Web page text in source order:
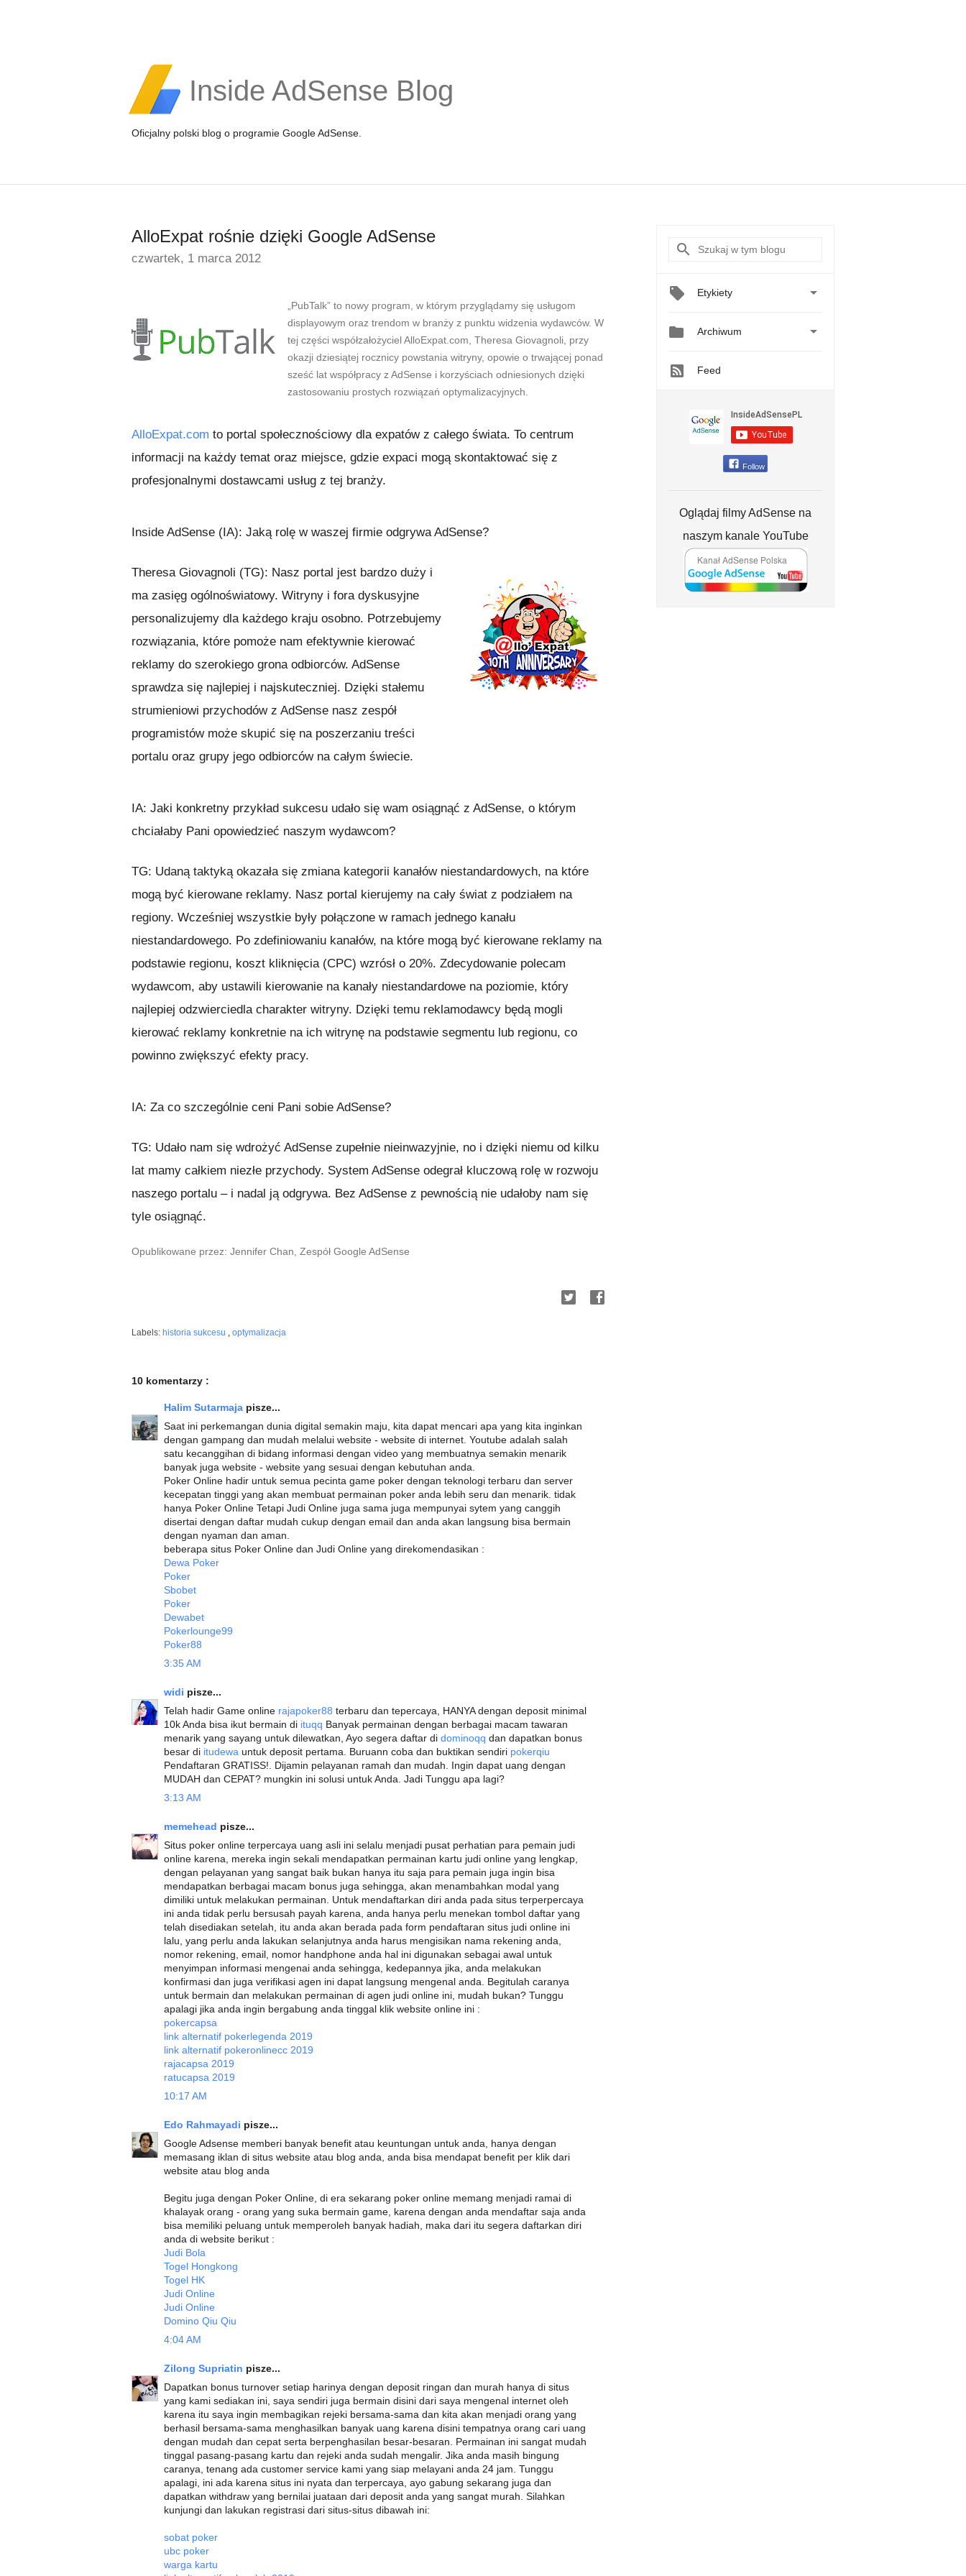
Inside AdSense Blog
Oficjalny polski blog o programie Google AdSense.
AlloExpat rośnie dzięki Google AdSense
czwartek, 1 marca 2012
„PubTalk” to nowy program, w którym przyglądamy się usługom
displayowym oraz trendom w branży z punktu widzenia wydawców. W
tej części współzałożyciel AlloExpat.com, Theresa Giovagnoli, przy
okazji dziesiątej rocznicy powstania witryny, opowie o trwającej ponad
sześć lat współpracy z AdSense i korzyściach odniesionych dzięki
zastosowaniu prostych rozwiązań optymalizacyjnych.
AlloExpat.com to portal społecznościowy dla expatów z całego świata. To centrum
informacji na każdy temat oraz miejsce, gdzie expaci mogą skontaktować się z
profesjonalnymi dostawcami usług z tej branży.
Inside AdSense (IA): Jaką rolę w waszej firmie odgrywa AdSense?
Theresa Giovagnoli (TG): Nasz portal jest bardzo duży i
ma zasięg ogólnoświatowy. Witryny i fora dyskusyjne
personalizujemy dla każdego kraju osobno. Potrzebujemy
rozwiązania, które pomoże nam efektywnie kierować
reklamy do szerokiego grona odbiorców. AdSense
sprawdza się najlepiej i najskuteczniej. Dzięki stałemu
strumieniowi przychodów z AdSense nasz zespół
programistów może skupić się na poszerzaniu treści
portalu oraz grupy jego odbiorców na całym świecie.
IA: Jaki konkretny przykład sukcesu udało się wam osiągnąć z AdSense, o którym
chciałaby Pani opowiedzieć naszym wydawcom?
TG: Udaną taktyką okazała się zmiana kategorii kanałów niestandardowych, na które
mogą być kierowane reklamy. Nasz portal kierujemy na cały świat z podziałem na
regiony. Wcześniej wszystkie były połączone w ramach jednego kanału
niestandardowego. Po zdefiniowaniu kanałów, na które mogą być kierowane reklamy na
podstawie regionu, koszt kliknięcia (CPC) wzrósł o 20%. Zdecydowanie polecam
wydawcom, aby ustawili kierowanie na kanały niestandardowe na poziomie, który
najlepiej odzwierciedla charakter witryny. Dzięki temu reklamodawcy będą mogli
kierować reklamy konkretnie na ich witrynę na podstawie segmentu lub regionu, co
powinno zwiększyć efekty pracy.
IA: Za co szczególnie ceni Pani sobie AdSense?
TG: Udało nam się wdrożyć AdSense zupełnie nieinwazyjnie, no i dzięki niemu od kilku
lat mamy całkiem niezłe przychody. System AdSense odegrał kluczową rolę w rozwoju
naszego portalu – i nadal ją odgrywa. Bez AdSense z pewnością nie udałoby nam się
tyle osiągnąć.
Opublikowane przez: Jennifer Chan, Zespół Google AdSense
Labels: historia sukcesu , optymalizacja
10 komentarzy :
Halim Sutarmaja pisze...
Saat ini perkemangan dunia digital semakin maju, kita dapat mencari apa yang kita inginkan
dengan gampang dan mudah melalui website - website di internet. Youtube adalah salah
satu kecanggihan di bidang informasi dengan video yang membuatnya semakin menarik
banyak juga website - website yang sesuai dengan kebutuhan anda.
Poker Online hadir untuk semua pecinta game poker dengan teknologi terbaru dan server
kecepatan tinggi yang akan membuat permainan poker anda lebih seru dan menarik. tidak
hanya Poker Online Tetapi Judi Online juga sama juga mempunyai sytem yang canggih
disertai dengan daftar mudah cukup dengan email dan anda akan langsung bisa bermain
dengan nyaman dan aman.
beberapa situs Poker Online dan Judi Online yang direkomendasikan :
Dewa Poker
Poker
Sbobet
Poker
Dewabet
Pokerlounge99
Poker88
3:35 AM
widi pisze...
Telah hadir Game online rajapoker88 terbaru dan tepercaya, HANYA dengan deposit minimal
10k Anda bisa ikut bermain di ituqq Banyak permainan dengan berbagai macam tawaran
menarik yang sayang untuk dilewatkan, Ayo segera daftar di dominoqq dan dapatkan bonus
besar di itudewa untuk deposit pertama. Buruann coba dan buktikan sendiri pokerqiu
Pendaftaran GRATISS!. Dijamin pelayanan ramah dan mudah. Ingin dapat uang dengan
MUDAH dan CEPAT? mungkin ini solusi untuk Anda. Jadi Tunggu apa lagi?
3:13 AM
memehead pisze...
Situs poker online terpercaya uang asli ini selalu menjadi pusat perhatian para pemain judi
online karena, mereka ingin sekali mendapatkan permainan kartu judi online yang lengkap,
dengan pelayanan yang sangat baik bukan hanya itu saja para pemain juga ingin bisa
mendapatkan berbagai macam bonus juga sehingga, akan menambahkan modal yang
dimiliki untuk melakukan permainan. Untuk mendaftarkan diri anda pada situs terperpercaya
ini anda tidak perlu bersusah payah karena, anda hanya perlu menekan tombol daftar yang
telah disediakan setelah, itu anda akan berada pada form pendaftaran situs judi online ini
lalu, yang perlu anda lakukan selanjutnya anda harus mengisikan nama rekening anda,
nomor rekening, email, nomor handphone anda hal ini digunakan sebagai awal untuk
menyimpan informasi mengenai anda sehingga, kedepannya jika, anda melakukan
konfirmasi dan juga verifikasi agen ini dapat langsung mengenal anda. Begitulah caranya
untuk bermain dan melakukan permainan di agen judi online ini, mudah bukan? Tunggu
apalagi jika anda ingin bergabung anda tinggal klik website online ini :
pokercapsa
link alternatif pokerlegenda 2019
link alternatif pokeronlinecc 2019
rajacapsa 2019
ratucapsa 2019
10:17 AM
Edo Rahmayadi pisze...
Google Adsense memberi banyak benefit atau keuntungan untuk anda, hanya dengan
memasang iklan di situs website atau blog anda, anda bisa mendapat benefit per klik dari
website atau blog anda
Begitu juga dengan Poker Online, di era sekarang poker online memang menjadi ramai di
khalayak orang - orang yang suka bermain game, karena dengan anda mendaftar saja anda
bisa memiliki peluang untuk memperoleh banyak hadiah, maka dari itu segera daftarkan diri
anda di website berikut :
Judi Bola
Togel Hongkong
Togel HK
Judi Online
Judi Online
Domino Qiu Qiu
4:04 AM
Zilong Supriatin pisze...
Dapatkan bonus turnover setiap harinya dengan deposit ringan dan murah hanya di situs
yang kami sediakan ini, saya sendiri juga bermain disini dari saya mengenal internet oleh
karena itu saya ingin membagikan rejeki bersama-sama dan kita akan menjadi orang yang
berhasil bersama-sama menghasilkan banyak uang karena disini tempatnya orang cari uang
dengan mudah dan cepat serta berpenghasilan besar-besaran. Permainan ini sangat mudah
tinggal pasang-pasang kartu dan rejeki anda sudah mengalir. Jika anda masih bingung
caranya, tenang ada customer service kami yang siap melayani anda 24 jam. Tunggu
apalagi, ini ada karena situs ini nyata dan terpercaya, ayo gabung sekarang juga dan
dapatkan withdraw yang bernilai juataan dari deposit anda yang sangat murah. Silahkan
kunjungi dan lakukan registrasi dari situs-situs dibawah ini:
sobat poker
ubc poker
warga kartu
Etykiety 
 Archiwum 
Feed
Follow
Oglądaj filmy AdSense na
naszym kanale YouTube